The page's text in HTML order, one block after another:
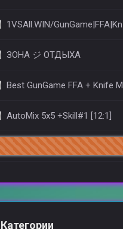
1VSAll.WIN/GunGame|FFA|KnIfE MoD
ЗОНА ジ ОТДЫХА
Best GunGame FFA + Knife MOD(+18)
AutoMix 5x5 +Skill#1 [12:1]
Категории